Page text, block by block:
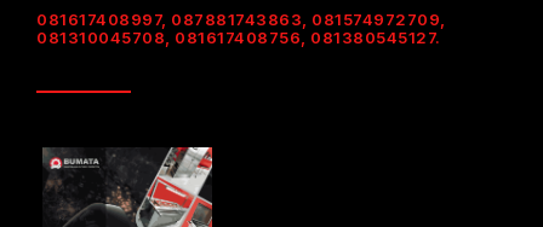
081617408997, 087881743863, 081574972709,
081310045708, 081617408756, 081380545127.